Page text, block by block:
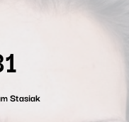
Stasiak